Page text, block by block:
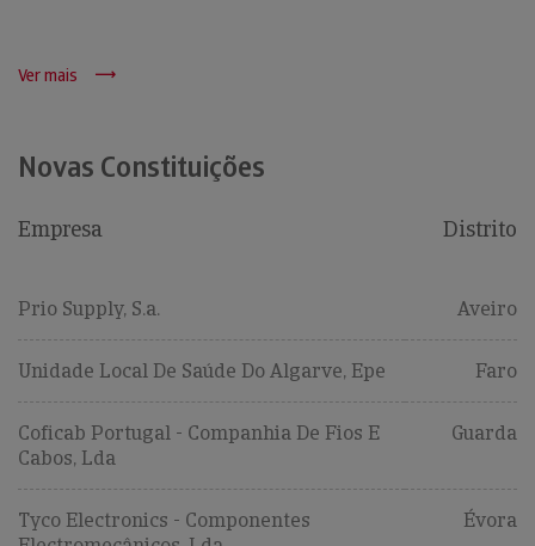
Ver mais
Novas Constituições
Empresa Distrito
Prio Supply, S.a. Aveiro
Unidade Local De Saúde Do Algarve, Epe Faro
Coficab Portugal - Companhia De Fios E
Cabos, Lda
Guarda
Tyco Electronics - Componentes
Évora